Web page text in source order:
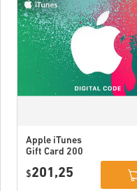
Apple iTunes
Gift Card 200
$201,25